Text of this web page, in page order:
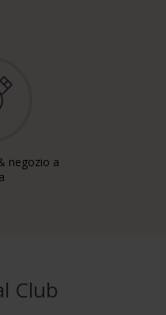
negozio a
Club